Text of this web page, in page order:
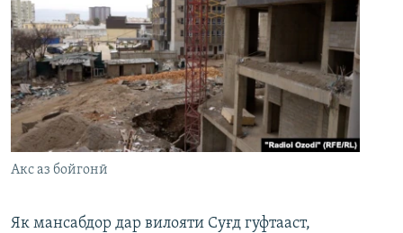
Акс аз бойгонӣ
Як мансабдор дар вилояти Суғд гуфтааст,